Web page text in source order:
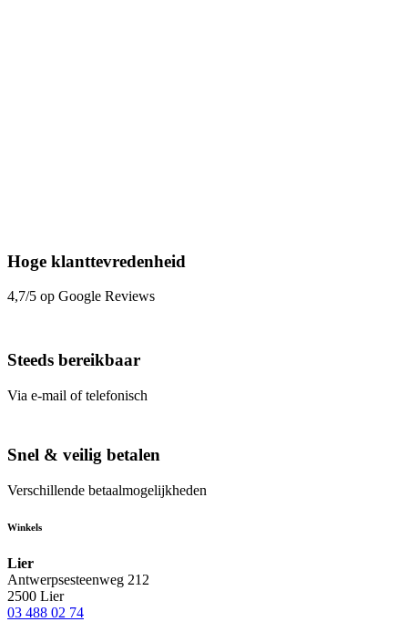
Hoge klanttevredenheid
4,7/5 op Google Reviews
Steeds bereikbaar
Via e-mail of telefonisch
Snel & veilig betalen
Verschillende betaalmogelijkheden
Winkels
Lier
Antwerpsesteenweg 212
2500 Lier
03 488 02 74